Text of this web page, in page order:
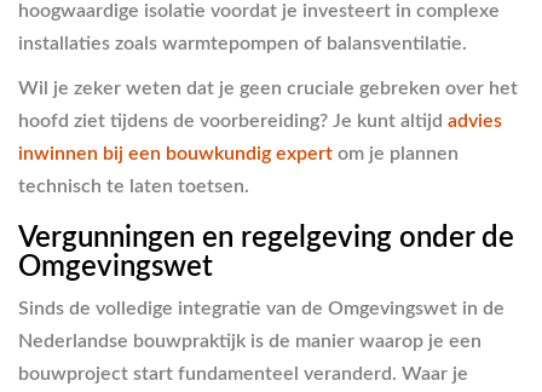
hoogwaardige isolatie voordat je investeert in complexe
installaties zoals warmtepompen of balansventilatie.
Wil je zeker weten dat je geen cruciale gebreken over het
hoofd ziet tijdens de voorbereiding? Je kunt altijd advies
inwinnen bij een bouwkundig expert om je plannen
technisch te laten toetsen.
Vergunningen en regelgeving onder de
Omgevingswet
Sinds de volledige integratie van de Omgevingswet in de
Nederlandse bouwpraktijk is de manier waarop je een
bouwproject start fundamenteel veranderd. Waar je